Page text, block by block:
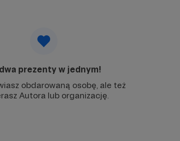
prezenty w jednym!
obdarowaną osobę, ale też
Autora lub organizację.